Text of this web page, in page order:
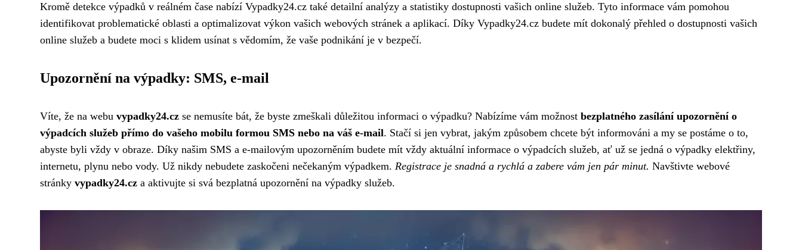
Kromě detekce výpadků v reálném čase nabízí Vypadky24.cz také detailní analýzy a statistiky dostupnosti vašich online služeb. Tyto informace vám pomohou
identifikovat problematické oblasti a optimalizovat výkon vašich webových stránek a aplikací. Díky Vypadky24.cz budete mít dokonalý přehled o dostupnosti vašich
online služeb a budete moci s klidem usínat s vědomím, že vaše podnikání je v bezpečí.
Upozornění na výpadky: SMS, e-mail
Víte, že na webu vypadky24.cz se nemusíte bát, že byste zmeškali důležitou informaci o výpadku? Nabízíme vám možnost bezplatného zasílání upozornění o
výpadcích služeb přímo do vašeho mobilu formou SMS nebo na váš e-mail. Stačí si jen vybrat, jakým způsobem chcete být informováni a my se postáme o to,
abyste byli vždy v obraze. Díky našim SMS a e-mailovým upozorněním budete mít vždy aktuální informace o výpadcích služeb, ať už se jedná o výpadky elektřiny,
internetu, plynu nebo vody. Už nikdy nebudete zaskočeni nečekaným výpadkem. Registrace je snadná a rychlá a zabere vám jen pár minut. Navštivte webové
stránky vypadky24.cz a aktivujte si svá bezplatná upozornění na výpadky služeb.